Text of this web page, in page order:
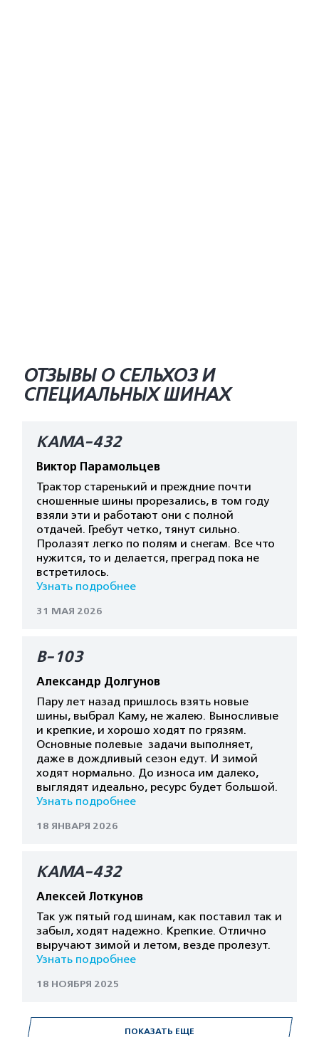
ОТЗЫВЫ О СЕЛЬХОЗ И
СПЕЦИАЛЬНЫХ ШИНАХ
КАМА-432
Виктор Парамольцев
Трактор старенький и преждние почти
сношенные шины прорезались, в том году
взяли эти и работают они с полной
отдачей. Гребут четко, тянут сильно.
Пролазят легко по полям и снегам. Все что
нужится, то и делается, преград пока не
встретилось.
Узнать подробнее
31 МАЯ 2026
В-103
Александр Долгунов
Пару лет назад пришлось взять новые
шины, выбрал Каму, не жалею. Выносливые
и крепкие, и хорошо ходят по грязям.
Основные полевые задачи выполняет,
даже в дождливый сезон едут. И зимой
ходят нормально. До износа им далеко,
выглядят идеально, ресурс будет большой.
Узнать подробнее
18 ЯНВАРЯ 2026
КАМА-432
Алексей Лоткунов
Так уж пятый год шинам, как поставил так и
забыл, ходят надежно. Крепкие. Отлично
выручают зимой и летом, везде пролезут.
Узнать подробнее
18 НОЯБРЯ 2025
ПОКАЗАТЬ ЕЩЕ